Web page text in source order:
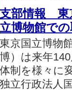
支部情報 東
立博物館で
東京国立博物
博）は来年
体制を様々に
独立行政法人